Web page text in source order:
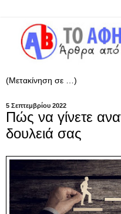
5 Σεπτεμβρίου 2022
Πώς να γίνετε
δουλειά σας